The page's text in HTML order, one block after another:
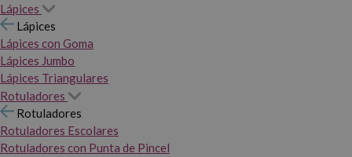
Lápices
Lápices
Lápices con Goma
Lápices Jumbo
Lápices Triangulares
Rotuladores
Rotuladores
Rotuladores Escolares
Rotuladores con Punta de Pincel